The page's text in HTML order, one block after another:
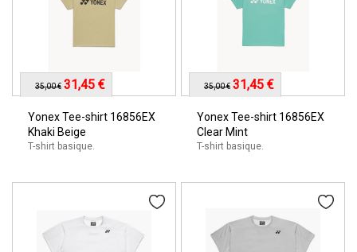
Yonex Tee-shirt 16856EX
Khaki Beige
T-shirt basique.
35,00 € 31,45 €
Yonex Tee-shirt 16856EX
Clear Mint
T-shirt basique.
35,00 € 31,45 €